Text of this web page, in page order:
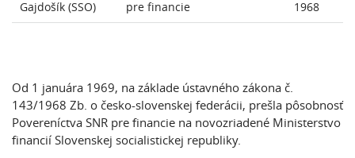
Gajdošík (SSO)
pre financie
1968
Od 1 januára 1969, na základe ústavného zákona č.
143/1968 Zb. o česko-slovenskej federácii, prešla pôsobnosť
Povereníctva SNR pre financie na novozriadené Ministerstvo
financií Slovenskej socialistickej republiky.